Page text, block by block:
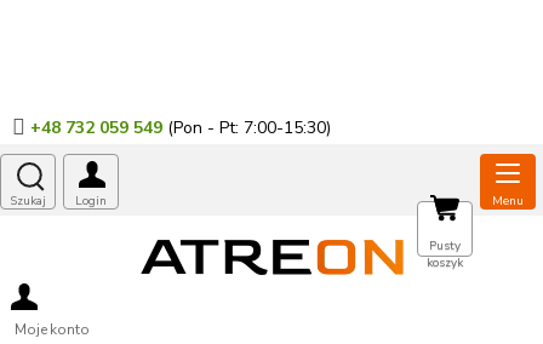
+48 732 059 549
Moje konto
KOSZYK
Pusty
koszyk